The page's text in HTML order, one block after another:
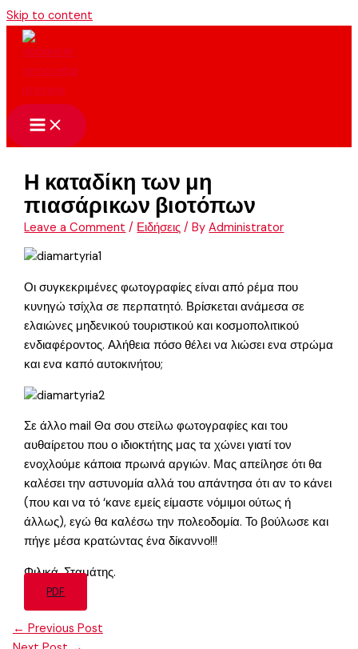
Skip to content
Η καταδίκη των μη
πιασάρικων βιοτόπων
Leave a Comment / Ειδήσεις / ByAdministrator
Οι συγκεκριμένες φωτογραφίες είναι από ρέμα που
κυνηγώ τσίχλα σε περπατητό. Βρίσκεται ανάμεσα σε
ελαιώνες μηδενικού τουριστικού και κοσμοπολιτικού
ενδιαφέροντος. Αλήθεια πόσο θέλει να λιώσει ενα στρώμα
και ενα καπό αυτοκινήτου;
Σε άλλο mail Θα σου στείλω φωτογραφίες και του
αυθαίρετου που ο ιδιοκτήτης μας τα χώνει γιατί τον
ενοχλούμε κάποια πρωινά αργιών. Μας απείλησε ότι θα
καλέσει την αστυνομία αλλά του απάντησα ότι αν το κάνει
(που και να τό ‘κανε εμείς είμαστε νόμιμοι ούτως ή
άλλως), εγώ θα καλέσω την πολεοδομία. Το βούλωσε και
πήγε μέσα κρατώντας ένα δίκαννο!!!
Φιλικά, Σταμάτης.
PDF
← Previous Post